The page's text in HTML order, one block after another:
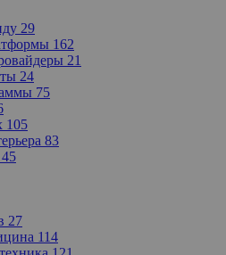
29
162
21
24
75
105
83
45
27
114